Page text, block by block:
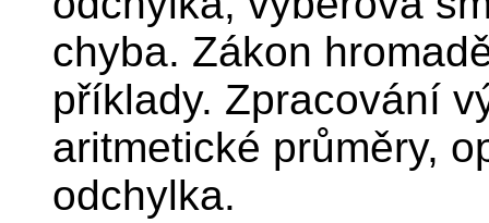
chyba. Zákon
příklady. Zpracování
aritmetické průměry,
odchylka.